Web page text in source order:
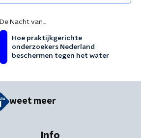
De Nacht van...
Hoe praktijkgerichte
onderzoekers Nederland
beschermen tegen het water
weet meer
Info